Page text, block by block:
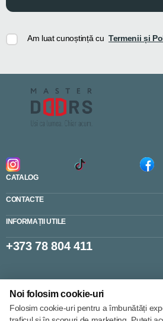
Am luat cunoștință cu Termenii și
CATALOG
CONTACTE
INFORMAȚII UTILE
+373 78 804 411
Setări cookie-uri
Politica de cookie-uri
Noi folosim cookie-uri
Folosim cookie-uri pentru a îmbunătăți